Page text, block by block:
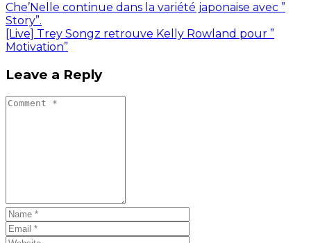
Che’Nelle continue dans la variété japonaise avec ”
Story”.
[Live] Trey Songz retrouve Kelly Rowland pour ”
Motivation”
Leave a Reply